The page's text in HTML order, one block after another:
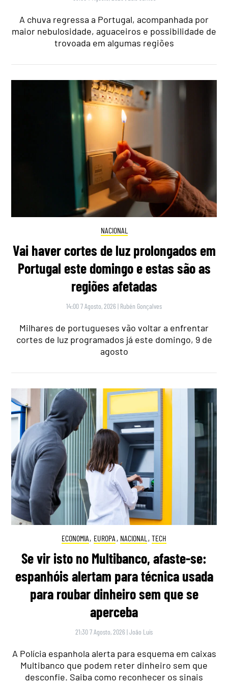
A chuva regressa a Portugal, acompanhada por
maior nebulosidade, aguaceiros e possibilidade de
trovoada em algumas regiões
NACIONAL
Vai haver cortes de luz prolongados em
Portugal este domingo e estas são as
regiões afetadas
14:00 7 Agosto, 2026 | Rubén Gonçalves
Milhares de portugueses vão voltar a enfrentar
cortes de luz programados já este domingo, 9 de
agosto
ECONOMIA, EUROPA , NACIONAL , TECH
Se vir isto no Multibanco, afaste-se:
espanhóis alertam para técnica usada
para roubar dinheiro sem que se
aperceba
21:30 7 Agosto, 2026 |João Luís
A Polícia espanhola alerta para esquema em caixas
Multibanco que podem reter dinheiro sem que
desconfie. Saiba como reconhecer os sinais